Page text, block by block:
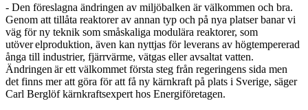
- Den föreslagna ändringen av miljöbalken är välkommen och bra.
Genom att tillåta reaktorer av annan typ och på nya platser banar vi
väg för ny teknik som småskaliga modulära reaktorer, som
utöver elproduktion, även kan nyttjas för leverans av högtempererad
ånga till industrier, fjärrvärme, vätgas eller avsaltat vatten.
Ändringen är ett välkommet första steg från regeringens sida men
det finns mer att göra för att få ny kärnkraft på plats i Sverige, säger
Carl Berglöf kärnkraftsexpert hos Energiföretagen.